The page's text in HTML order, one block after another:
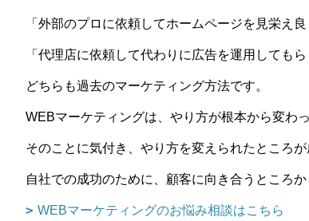
「外部のプロに依頼してホームページを見栄え良
「代理店に依頼して代わりに広告を運用してもら
どちらも過去のマーケティング方法です。
WEBマーケティングは、やり方が根本から変わっ
そのことに気付き、やり方を変えられたところが
自社での成功のために、顧客に向き合うところ
WEBマーケティングのお悩み相談はこちら